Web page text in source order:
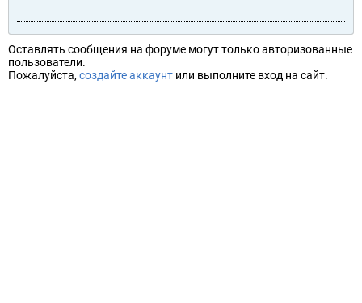
Оставлять сообщения на форуме могут только авторизованные
пользователи.
Пожалуйста, создайте аккаунт или выполните вход на сайт.